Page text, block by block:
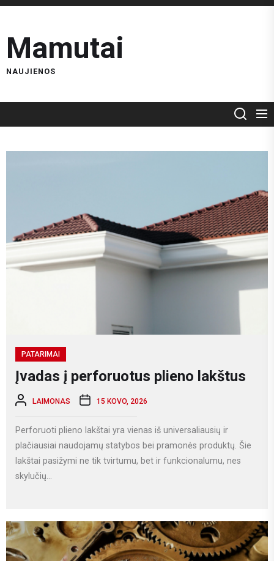
Skip
the
content
Mamutai
NAUJIENOS
PATARIMAI
Įvadas į perforuotus plieno lakštus
LAIMONAS 15 KOVO, 2026
Perforuoti plieno lakštai yra vienas iš universaliausių ir
plačiausiai naudojamų statybos bei pramonės produktų. Šie
lakštai pasižymi ne tik tvirtumu, bet ir funkcionalumu, nes
skylučių...